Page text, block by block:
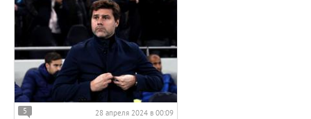
5 28 апреля 2024 в 00:09